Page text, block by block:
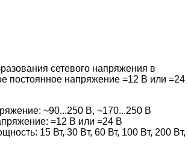
сетевого напряжения в
постоянное напряжение =12 В или =24
~90...250 В, ~170...250 В
=12 В или =24 В
15 Вт, 30 Bт, 60 Вт, 100 Bт, 200 Bт,